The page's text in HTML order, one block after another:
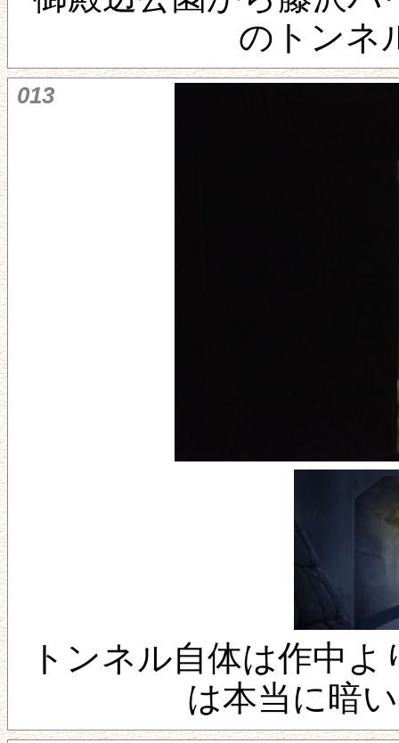
のトンネ
013
トンネル自体は作中
は本当に暗